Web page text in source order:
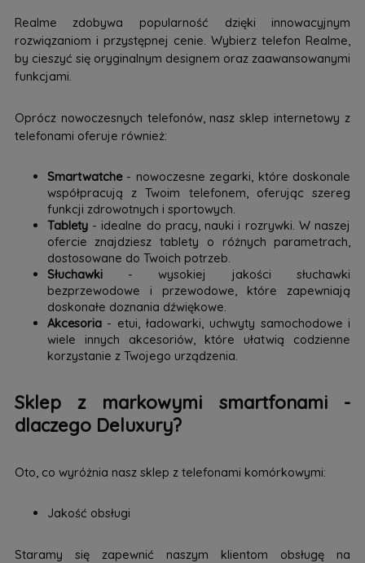
Realme zdobywa popularność dzięki innowacyjnym
rozwiązaniom i przystępnej cenie. Wybierz telefon Realme,
by cieszyć się oryginalnym designem oraz zaawansowanymi
funkcjami.
Oprócz nowoczesnych telefonów, nasz sklep internetowy z
telefonami oferuje również:
Smartwatche- nowoczesne zegarki, które doskonale
współpracują z Twoim telefonem, oferując szereg
funkcji zdrowotnych i sportowych.
Tablety- idealne do pracy, nauki i rozrywki. W naszej
ofercie znajdziesz tablety o różnych parametrach,
dostosowane do Twoich potrzeb.
Słuchawki- wysokiej jakości słuchawki
bezprzewodowe i przewodowe, które zapewniają
doskonałe doznania dźwiękowe.
Akcesoria- etui, ładowarki, uchwyty samochodowe i
wiele innych akcesoriów, które ułatwią codzienne
korzystanie z Twojego urządzenia.
Sklep z markowymi smartfonami -
dlaczego Deluxury?
Oto, co wyróżnia nasz sklep z telefonami komórkowymi:
Jakość obsługi
Staramy się zapewnić naszym klientom obsługę na